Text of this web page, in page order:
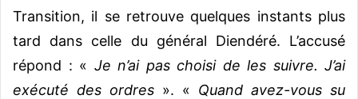
Transition, il se retrouve quelques instants plus
tard dans celle du général Diendéré. L’accusé
répond : « Je n’ai pas choisi de les suivre. J’ai
exécuté des ordres ». « Quand avez-vous su